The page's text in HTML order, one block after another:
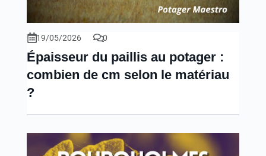
19/05/2026 0
Épaisseur du paillis au potager :
combien de cm selon le matériau
?